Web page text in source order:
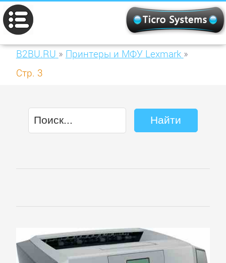
B2BU.RU » Принтеры и МФУ Lexmark »
Стр. 3